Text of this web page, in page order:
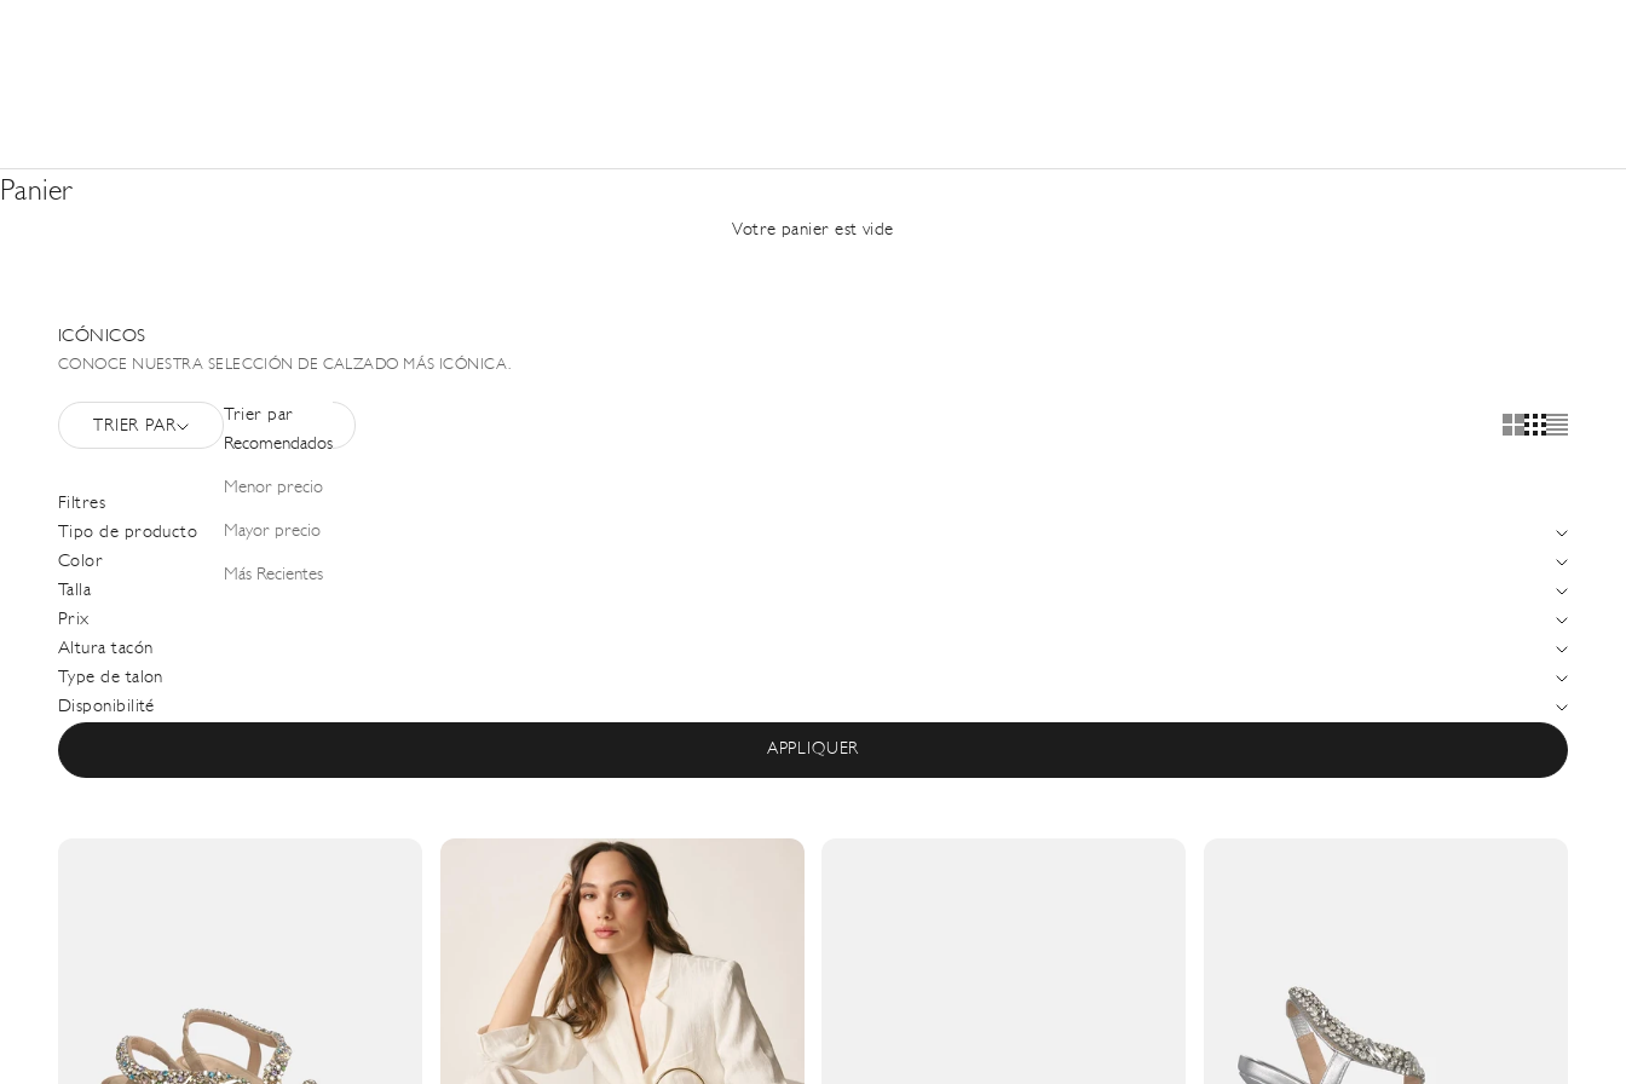
Panier
Votre panier est vide
ICÓNICOS
CONOCE NUESTRA SELECCIÓN DE CALZADO MÁS ICÓNICA.
FILTRER
TRIER PAR
Trier par
Recomendados
Menor precio
Mayor precio
Más Recientes
Filtres
Tipo de producto
Color
Talla
Prix
Altura tacón
Type de talon
Disponibilité
APPLIQUER